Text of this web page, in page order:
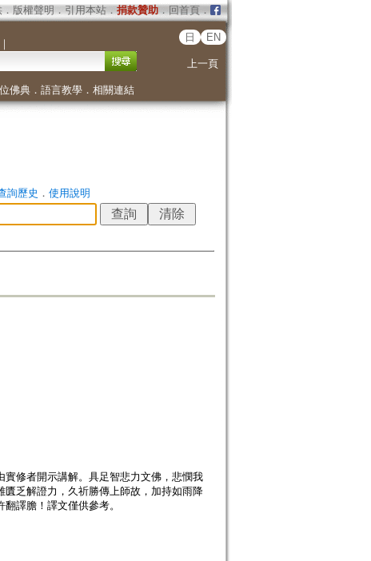
． 版權聲明 ． 引用本站． 捐款贊助．回首頁．
｜
日 EN
上一頁
佛典． 語言教學． 相關連結
詢歷史 ． 使用說明
修者開示講解。具足智悲力文佛，悲憫我
乏解證力，久祈勝傳上師故，加持如雨降
譯膽！譯文僅供參考。